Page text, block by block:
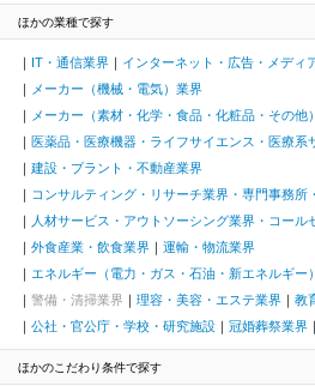
ほかの業種で探す
IT・通信業界
インターネット・広告・メディ
メーカー（機械・電気）業界
メーカー（素材・化学・食品・化粧品・その他
医薬品・医療機器・ライフサイエンス・医療系
建設・プラント・不動産業界
コンサルティング・リサーチ業界・専門事務所
人材サービス・アウトソーシング業界・コール
外食産業・飲食業界
運輸・物流業界
エネルギー（電力・ガス・石油・新エネルギー
警備・清掃業界
理容・美容・エステ業界 教
公社・官公庁・学校・研究施設
冠婚葬祭業界
ほかのこだわり条件で探す